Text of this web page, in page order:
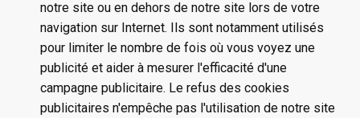
notre site ou en dehors de notre site lors de votre
navigation sur Internet. Ils sont notamment utilisés
pour limiter le nombre de fois où vous voyez une
publicité et aider à mesurer l'efficacité d'une
campagne publicitaire. Le refus des cookies
publicitaires n'empêche pas l'utilisation de notre site